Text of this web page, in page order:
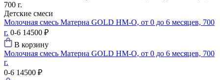
Детские смеси
Молочная смесь Матерна GOLD HM-O, от 0 до 6 месяцев, 700
г. 0-6 14500 ₽
В корзину
Молочная смесь Матерна GOLD HM-O, от 0 до 6 месяцев, 700
г.
0-6 14500 ₽